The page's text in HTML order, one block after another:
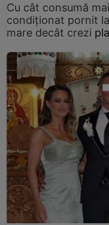
Cu cât consumă
condiționat pornit
mare decât crezi